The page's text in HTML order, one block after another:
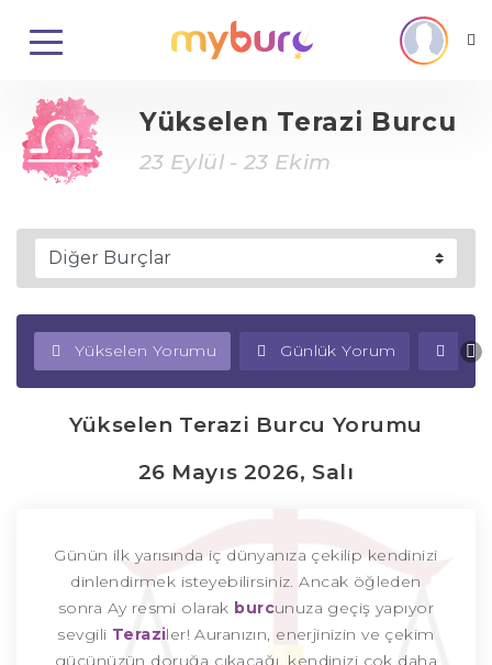
Yükselen Terazi Burcu
23 Eylül - 23 Ekim
Yükselen Yorumu Günlük Yorum
Yükselen Terazi Burcu Yorumu
26 Mayıs 2026, Salı
Günün ilk yarısında iç dünyanıza çekilip kendinizi
dinlendirmek isteyebilirsiniz. Ancak öğleden
sonra Ay resmi olarak burcunuza geçiş yapıyor
sevgili Teraziler! Auranızın, enerjinizin ve çekim
gücünüzün doruğa çıkacağı, kendinizi çok daha